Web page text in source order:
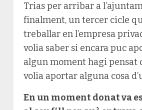
Trias per arribar a
finalment, un tercer cicle
treballar en l’empresa
volia saber si encara puc
algun moment hagi pensat
volia aportar alguna cosa
En un moment donat va